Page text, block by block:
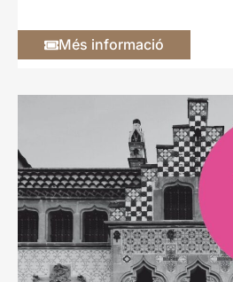
Més informació